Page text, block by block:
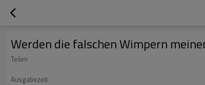
Werden die falschen Wimpern
Teilen
Ausgabezeit